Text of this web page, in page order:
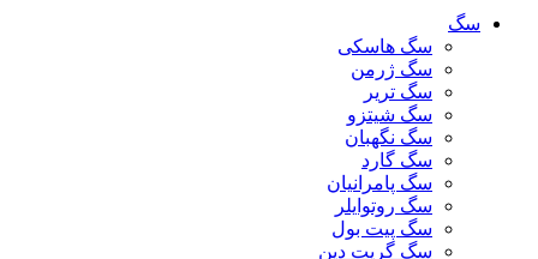
سگ
سگ هاسکی
سگ ژرمن
سگ تریر
سگ شیتزو
سگ نگهبان
سگ گارد
سگ پامرانیان
سگ روتوایلر
سگ پیت بول
سگ گریت دین